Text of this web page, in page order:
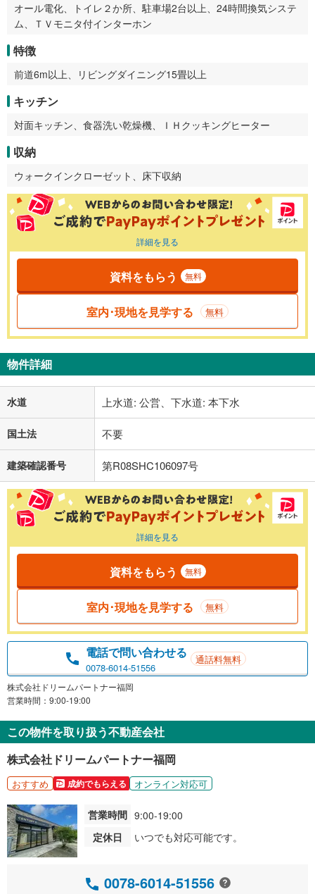
オール電化、トイレ２か所、駐車場2台以上、24時間換気システ
ム、ＴＶモニタ付インターホン
特徴
前道6m以上、リビングダイニング15畳以上
キッチン
対面キッチン、食器洗い乾燥機、ＩＨクッキングヒーター
収納
ウォークインクローゼット、床下収納
詳細を見る
資料をもらう 無料
室内･現地を見学する 無料
物件詳細
水道 上水道: 公営、下水道: 本下水
国土法 不要
建築確認番号 第R08SHC106097号
詳細を見る
資料をもらう 無料
室内･現地を見学する 無料
電話で問い合わせる
0078-6014-51556
通話料無料
株式会社ドリームパートナー福岡
営業時間：9:00-19:00
この物件を取り扱う不動産会社
株式会社ドリームパートナー福岡
おすすめ 成約でもらえる オンライン対応可
営業時間 9:00-19:00
定休日
いつでも対応可能です。
0078-6014-51556